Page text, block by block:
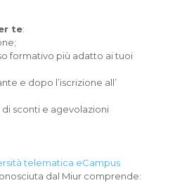
te:
formativo più adatto ai tuoi
e dopo l’iscrizione all’
sconti e agevolazioni
telematica eCampus
dal Miur comprende: